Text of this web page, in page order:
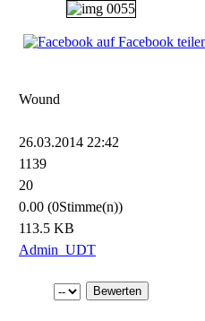
auf Facebook
Wound
26.03.2014 22:42
1139
20
0.00 (0Stimme(n))
113.5 KB
Admin_UDT